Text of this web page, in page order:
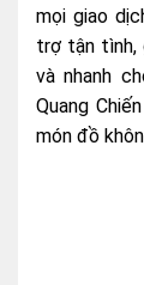
mọi giao
trợ tận tình,
và nhanh
Quang
món đồ